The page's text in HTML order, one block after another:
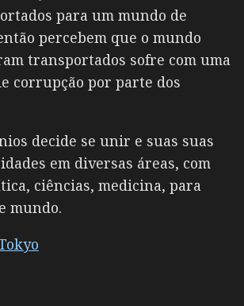
para um mundo de
percebem que o mundo
transportados sofre com uma
corrupção por parte dos
decide se unir e suas suas
em diversas áreas, com
ciências, medicina, para
mundo.